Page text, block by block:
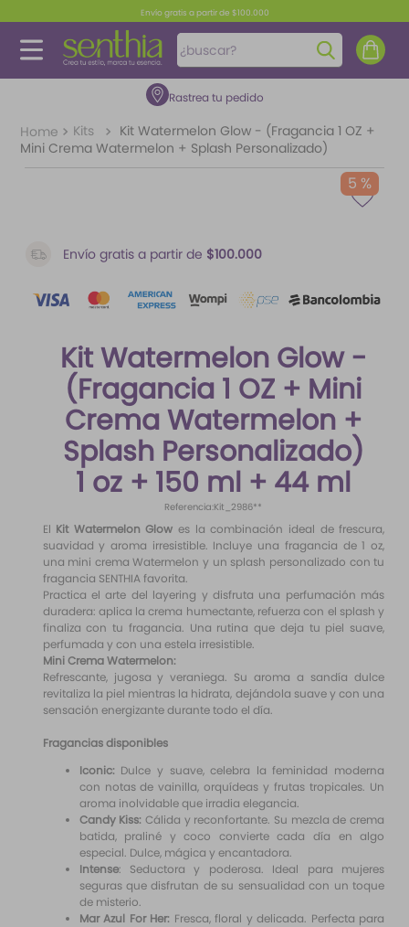
Envío gratis a partir de $100.000
¿buscar?
Rastrea tu pedido
Kits
Kit Watermelon Glow - (Fragancia 1 OZ +
Mini Crema Watermelon + Splash Personalizado)
5 %
Envío gratis a partir de $100.000
Kit Watermelon Glow -
(Fragancia 1 OZ + Mini
Crema Watermelon +
Splash Personalizado)
1 oz + 150 ml + 44 ml
Referencia:Kit_2986**
El Kit Watermelon Glowes la combinación ideal de frescura,
suavidad y aroma irresistible. Incluye una fragancia de 1 oz,
una mini crema Watermelon y un splash personalizado con tu
fragancia SENTHIA favorita.
Practica el arte del layering y disfruta una perfumación más
duradera: aplica la crema humectante, refuerza con el splash y
finaliza con tu fragancia. Una rutina que deja tu piel suave,
perfumada y con una estela irresistible.
Mini Crema Watermelon:
Refrescante, jugosa y veraniega. Su aroma a sandía dulce
revitaliza la piel mientras la hidrata, dejándola suave y con una
sensación energizante durante todo el día.
Fragancias disponibles
Iconic: Dulce y suave, celebra la feminidad moderna
con notas de vainilla, orquídeas y frutas tropicales. Un
aroma inolvidable que irradia elegancia.
Candy Kiss: Cálida y reconfortante. Su mezcla de crema
batida, praliné y coco convierte cada día en algo
especial. Dulce, mágica y encantadora.
Intense: Seductora y poderosa. Ideal para mujeres
seguras que disfrutan de su sensualidad con un toque
de misterio.
Mar Azul For Her: Fresca, floral y delicada. Perfecta para
TÉRMINOS MÁS BUSCADOS
1.
perfume
5.
mantequilla
6.
feromonas
ariana grande
santal 33
difusor